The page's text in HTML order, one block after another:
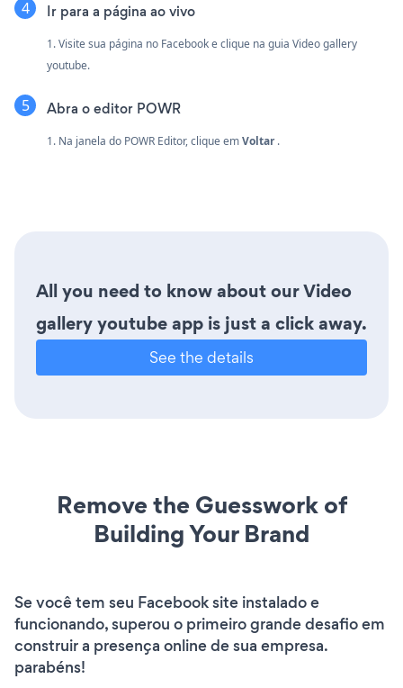
Ir para a página ao vivo
1. Visite sua página no Facebook e clique na guia Video gallery
youtube.
Abra o editor POWR
1. Na janela do POWR Editor, clique emVoltar.
All you need to know about our Video
gallery youtube app is just a click away.
See the details
Remove the Guesswork of
Building Your Brand
Se você tem seu Facebook site instalado e
funcionando, superou o primeiro grande desafio em
construir a presença online de sua empresa.
parabéns!